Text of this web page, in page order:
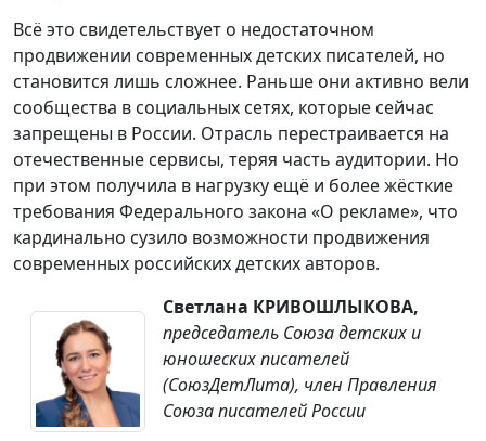
Всё это свидетельствует о недостаточном
продвижении современных детских писателей, но
становится лишь сложнее. Раньше они активно вели
сообщества в социальных сетях, которые сейчас
запрещены в России. Отрасль перестраивается на
отечественные сервисы, теряя часть аудитории. Но
при этом получила в нагрузку ещё и более жёсткие
требования Федерального закона «О рекламе», что
кардинально сузило возможности продвижения
современных российских детских авторов.
Светлана КРИВОШЛЫКОВА,
председатель Союза детских и
юношеских писателей
(СоюзДетЛита), член Правления
Союза писателей России